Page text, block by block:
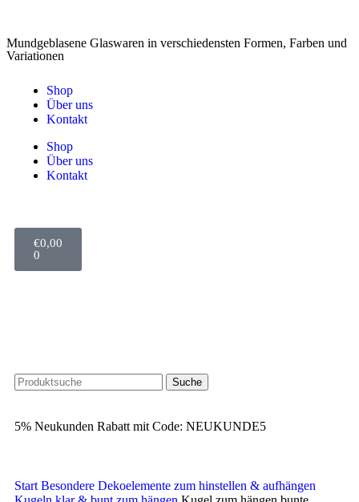
Mundgeblasene Glaswaren in verschiedensten Formen, Farben und
Variationen
Shop
Über uns
Kontakt
Shop
Über uns
Kontakt
€0,00
0
Suche
5% Neukunden Rabatt mit Code: NEUKUNDE5
Start Besondere Dekoelemente zum hinstellen & aufhängen